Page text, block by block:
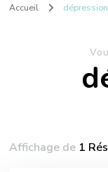
Accueil dépression
Affichage de 1